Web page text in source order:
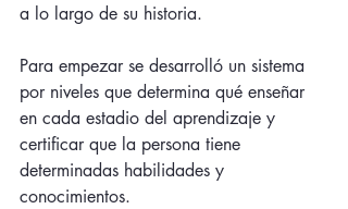
a lo largo de su historia.
Para empezar se desarrolló un sistema
por niveles que determina qué enseñar
en cada estadio del aprendizaje y
certificar que la persona tiene
determinadas habilidades y
conocimientos.